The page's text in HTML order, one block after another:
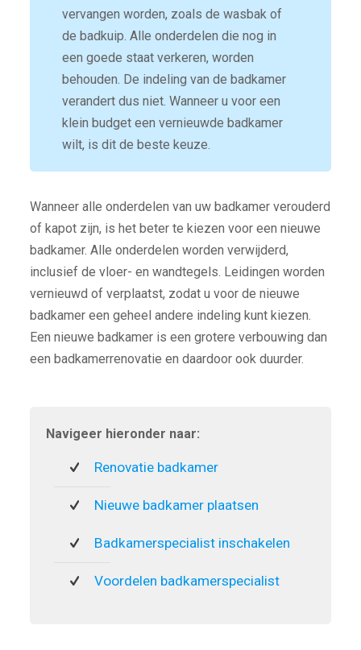
vervangen worden, zoals de wasbak of
de badkuip. Alle onderdelen die nog in
een goede staat verkeren, worden
behouden. De indeling van de badkamer
verandert dus niet. Wanneer u voor een
klein budget een vernieuwde badkamer
wilt, is dit de beste keuze.
Wanneer alle onderdelen van uw badkamer verouderd
of kapot zijn, is het beter te kiezen voor een nieuwe
badkamer. Alle onderdelen worden verwijderd,
inclusief de vloer- en wandtegels. Leidingen worden
vernieuwd of verplaatst, zodat u voor de nieuwe
badkamer een geheel andere indeling kunt kiezen.
Een nieuwe badkamer is een grotere verbouwing dan
een badkamerrenovatie en daardoor ook duurder.
Navigeer hieronder naar:
Renovatie badkamer
Nieuwe badkamer plaatsen
Badkamerspecialist inschakelen
Voordelen badkamerspecialist